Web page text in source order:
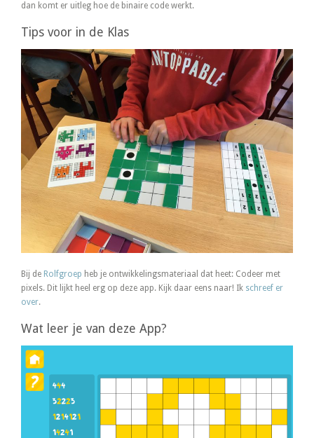
dan komt er uitleg hoe de binaire code werkt.
Tips voor in de Klas
Bij de Rolfgroep heb je ontwikkelingsmateriaal dat heet: Codeer met
pixels. Dit lijkt heel erg op deze app. Kijk daar eens naar! Ik schreef er
over.
Wat leer je van deze App?